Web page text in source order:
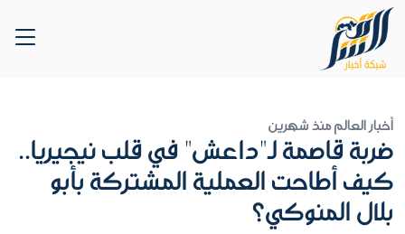
أخبار العالممنذ شهرين
ضربة قاصمة لـ"داعش" في قلب نيجيريا..
كيف أطاحت العملية المشتركة بأبو
بلال المنوكي؟